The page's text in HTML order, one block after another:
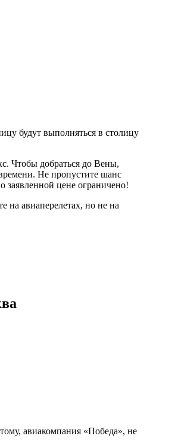
будут выполняться в столицу
Чтобы добраться до Вены,
Не пропустите шанс
заявленной цене ограничено!
авиаперелетах, но не на
авиакомпания «Победа», не